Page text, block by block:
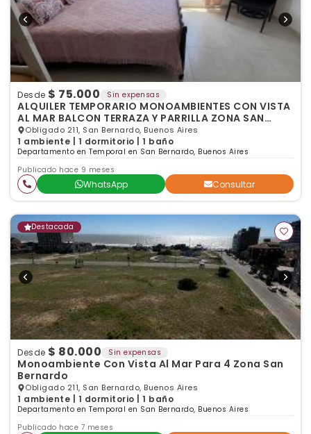
Desde $ 75.000 Sin expensas
ALQUILER TEMPORARIO MONOAMBIENTES CON VISTA
AL MAR BALCON TERRAZA Y PARRILLA ZONA SAN
BERNARDO
Obligado 211, San Bernardo, Buenos Aires
1 ambiente | 1 dormitorio | 1 baño
Departamento en Temporal en San Bernardo, Buenos Aires
Publicado hace 9 meses
WhatsApp Consultar
Destacada
Desde $ 80.000 Sin expensas
Monoambiente Con Vista Al Mar Para 4 Zona San
Bernardo
Obligado 211, San Bernardo, Buenos Aires
1 ambiente | 1 dormitorio | 1 baño
Departamento en Temporal en San Bernardo, Buenos Aires
Publicado hace 7 meses